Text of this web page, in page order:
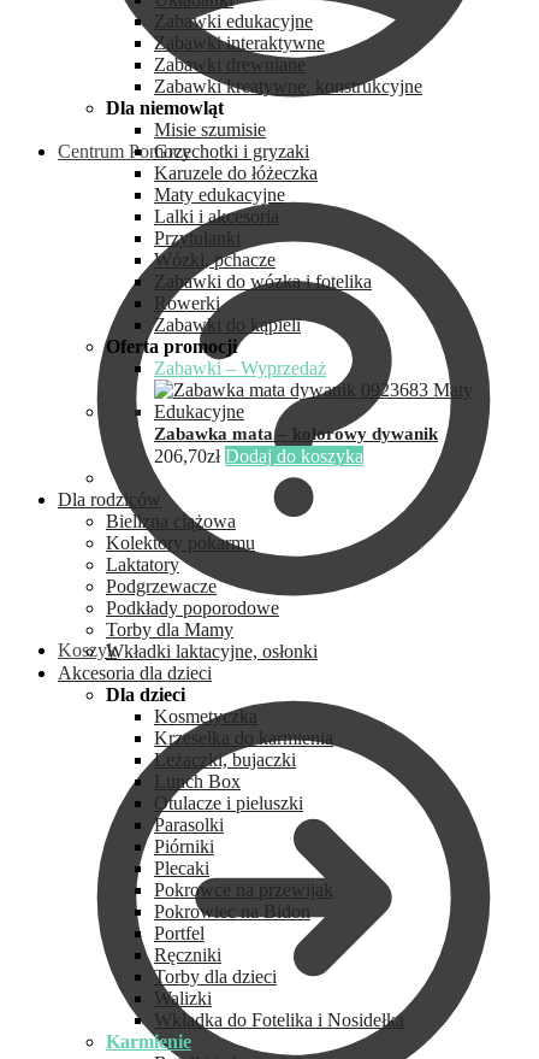
Centrum Pomocy
Koszyk
Zabawki edukacyjne
Zabawki interaktywne
Zabawki drewniane
Zabawki kreatywne, konstrukcyjne
Dla niemowląt
Misie szumisie
Grzechotki i gryzaki
Karuzele do łóżeczka
Maty edukacyjne
Lalki i akcesoria
Przytulanki
Wózki, pchacze
Zabawki do wózka i fotelika
Rowerki
Zabawki do kąpieli
Oferta promocji
Zabawki – Wyprzedaż
Zabawka mata – kolorowy dywanik
206,70zł Dodaj do koszyka
Dla rodziców
Bielizna ciążowa
Kolektory pokarmu
Laktatory
Podgrzewacze
Podkłady poporodowe
Torby dla Mamy
Wkładki laktacyjne, osłonki
Akcesoria dla dzieci
Dla dzieci
Kosmetyczka
Krzesełka do karmienia
Leżaczki, bujaczki
Lunch Box
Otulacze i pieluszki
Parasolki
Piórniki
Plecaki
Pokrowce na przewijak
Pokrowiec na Bidon
Portfel
Ręczniki
Torby dla dzieci
Walizki
Wkładka do Fotelika i Nosidełka
Karmienie